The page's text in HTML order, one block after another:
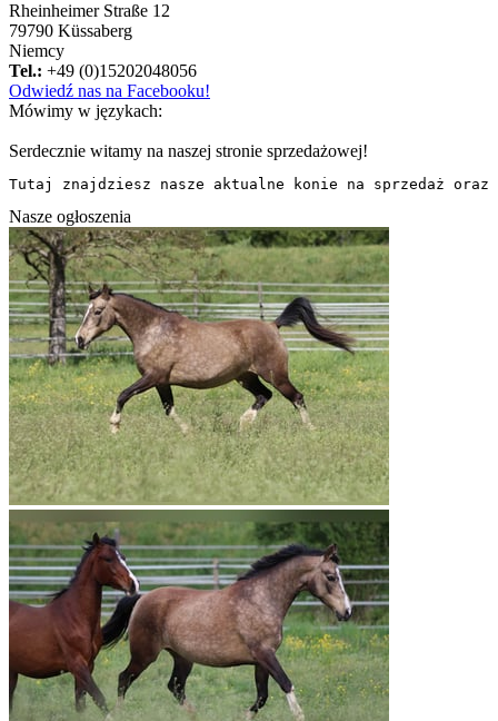
Rheinheimer Straße 12
79790 Küssaberg
Niemcy
Tel.: +49 (0)15202048056
Odwiedź nas na Facebooku!
Mówimy w językach:
Serdecznie witamy na naszej stronie sprzedażowej!
Tutaj znajdziesz nasze aktualne konie na sprzedaż
Nasze ogłoszenia